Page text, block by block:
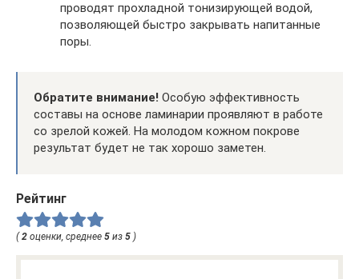
проводят прохладной тонизирующей водой,
позволяющей быстро закрывать напитанные
поры.
Обратите внимание! Особую эффективность
составы на основе ламинарии проявляют в работе
со зрелой кожей. На молодом кожном покрове
результат будет не так хорошо заметен.
Рейтинг
(2 оценки, среднее 5 из 5 )